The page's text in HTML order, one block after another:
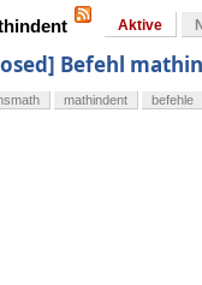
Aktive
Befehl
mathindent befehle